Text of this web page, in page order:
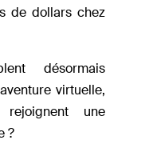
de dollars chez
désormais
virtuelle,
une
?